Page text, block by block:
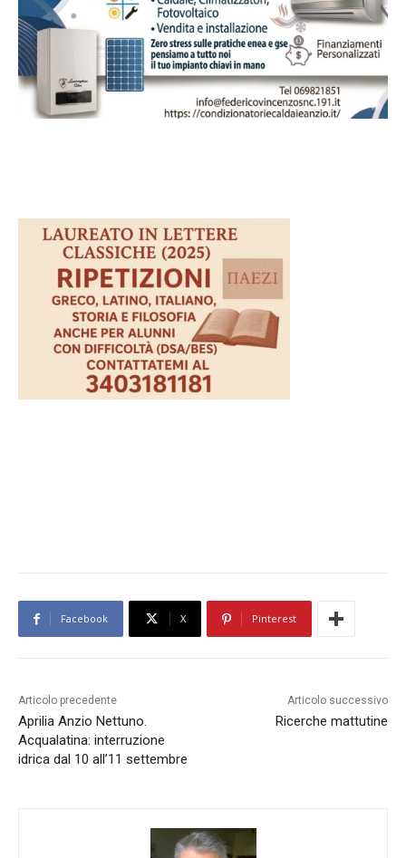
Facebook X Pinterest
Articolo precedente
Aprilia Anzio Nettuno.
Acqualatina: interruzione
idrica dal 10 all’11 settembre
Articolo successivo
Ricerche mattutine